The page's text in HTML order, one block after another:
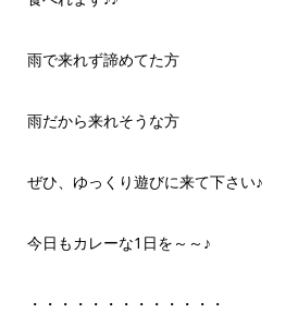
雨で来れず諦めてた方
雨だから来れそうな方
ぜひ、ゆっくり遊びに来て下さい♪
今日もカレーな1日を～～♪
・・・・・・・・・・・・・